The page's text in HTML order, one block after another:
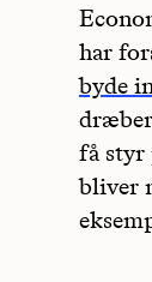
har
byde
få styr
bliver